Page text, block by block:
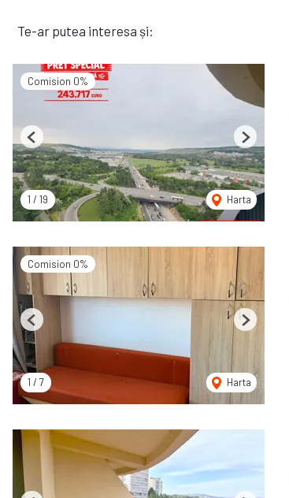
Te-ar putea interesa și:
Comision 0%
1 / 19 Harta
Previous Next
Comision 0%
1 / 7 Harta
Previous Next